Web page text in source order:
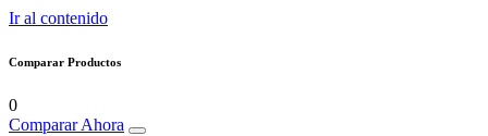
Ir al contenido
Comparar Productos
0
Comparar Ahora